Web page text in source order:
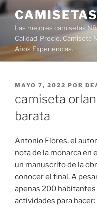
Saltar
al
contenido
Las mejores camisetas
Calidad-Precio. Camiseta
Años Experiencias.
PUBLICADO
MAYO 7, 2022 POR
camiseta
barata
Antonio Flores, el
nota de la monarca en
un manuscrito de la
conocer el final. A
apenas 200
actividades para